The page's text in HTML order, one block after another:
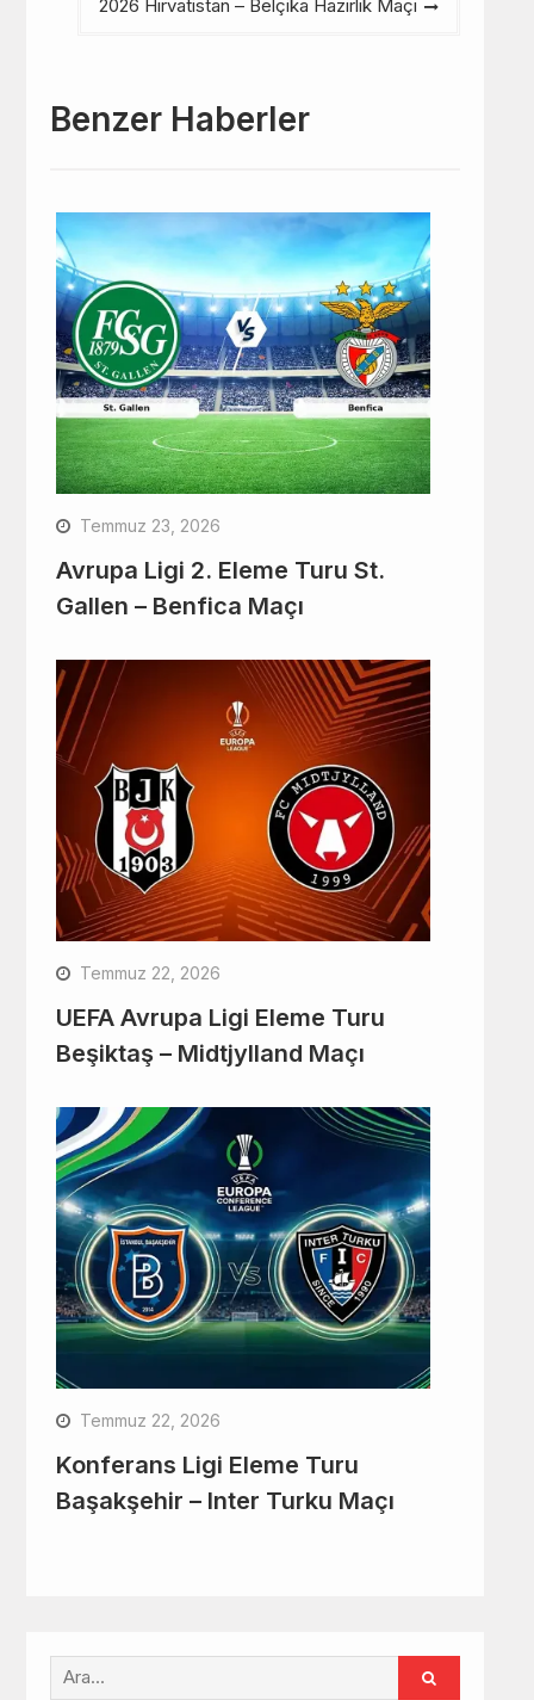
2026 Hırvatistan – Belçika Hazırlık Maçı
Benzer Haberler
Temmuz 23, 2026
Avrupa Ligi 2. Eleme Turu St.
Gallen – Benfica Maçı
Temmuz 22, 2026
UEFA Avrupa Ligi Eleme Turu
Beşiktaş – Midtjylland Maçı
Temmuz 22, 2026
Konferans Ligi Eleme Turu
Başakşehir – Inter Turku Maçı